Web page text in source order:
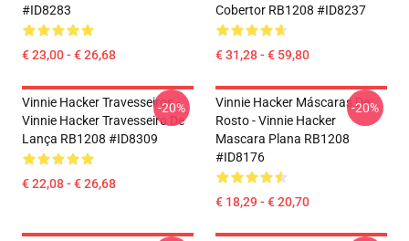
#ID8283
€ 23,00 - € 26,68
Cobertor RB1208 #ID8237
€ 31,28 - € 59,80
Vinnie Hacker Travesseiros -
Vinnie Hacker Travesseiro De
Lança RB1208 #ID8309
€ 22,08 - € 26,68
-20%
Vinnie Hacker Máscaras De
Rosto - Vinnie Hacker
Mascara Plana RB1208
#ID8176
€ 18,29 - € 20,70
-20%